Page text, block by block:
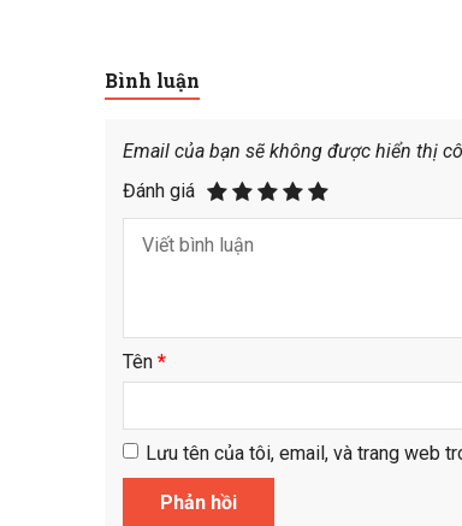
Bình luận
Email của bạn sẽ không được hiển thị
Đánh giá
Tên *
Lưu tên của tôi, email, và trang web